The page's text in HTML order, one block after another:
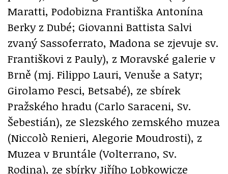
Maratti, Podobizna Františka Antonína
Berky z Dubé; Giovanni Battista Salvi
zvaný Sassoferrato, Madona se zjevuje sv.
Františkovi z Pauly), z Moravské galerie v
Brně (mj. Filippo Lauri, Venuše a Satyr;
Girolamo Pesci, Betsabé), ze sbírek
Pražského hradu (Carlo Saraceni, Sv.
Šebestián), ze Slezského zemského muzea
(Niccolò Renieri, Alegorie Moudrosti), z
Muzea v Bruntále (Volterrano, Sv.
Rodina), ze sbírky Jiřího Lobkowicze